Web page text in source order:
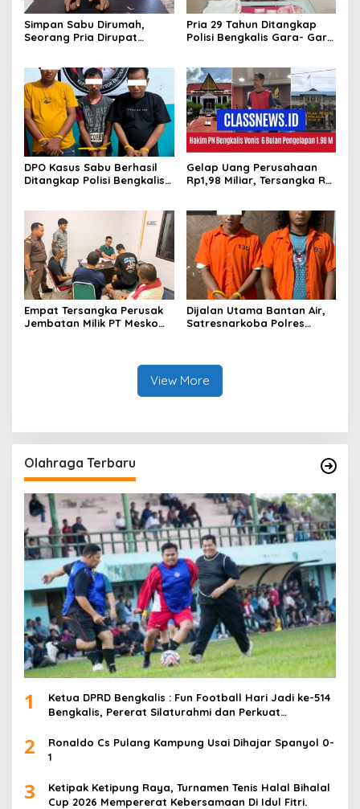
Simpan Sabu Dirumah,
Seorang Pria Dirupat
Pria 29 Tahun Ditangkap
Polisi Bengkalis Gara- Gara
DPO Kasus Sabu Berhasil
Ditangkap Polisi Bengkalis,
Gelap Uang Perusahaan
Rp1,98 Miliar, Tersangka RS
Banding
Empat Tersangka Perusak
Jembatan Milik PT Meskom
Dijalan Utama Bantan Air,
Satresnarkoba Polres
View More
Olahraga Terbaru
1
Ketua DPRD Bengkalis : Fun Football Hari Jadi ke-514
Bengkalis, Pererat Silaturahmi dan Perkuat
2
Ronaldo Cs Pulang Kampung Usai Dihajar Spanyol 0-
1
3
Ketipak Ketipung Raya, Turnamen Tenis Halal Bihalal
Cup 2026 Mempererat Kebersamaan Di Idul Fitri.